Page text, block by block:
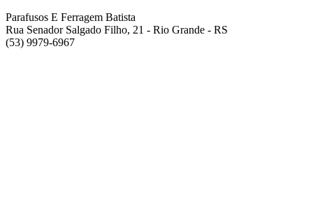
Parafusos E Ferragem Batista
Rua Senador Salgado Filho, 21 - Rio Grande - RS
(53) 9979-6967